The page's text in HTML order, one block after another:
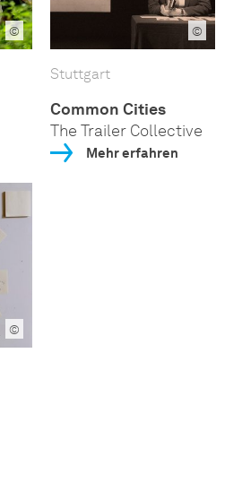
© ©
Stuttgart
Common Cities
The Trailer Collective
Mehr erfahren
©